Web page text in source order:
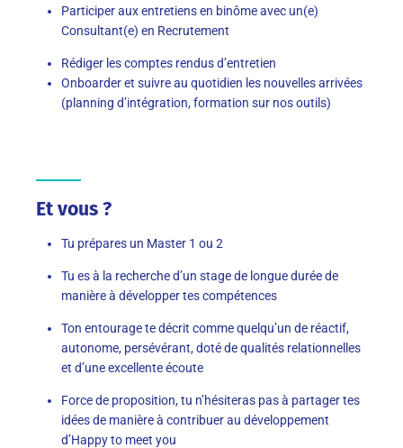
Participer aux entretiens en binôme avec un(e)
Consultant(e) en Recrutement
Rédiger les comptes rendus d’entretien
Onboarder et suivre au quotidien les nouvelles arrivées
(planning d’intégration, formation sur nos outils)
Et vous ?
Tu prépares un Master 1 ou 2
Tu es à la recherche d’un stage de longue durée de
manière à développer tes compétences
Ton entourage te décrit comme quelqu’un de réactif,
autonome, persévérant, doté de qualités relationnelles
et d’une excellente écoute
Force de proposition, tu n’hésiteras pas à partager tes
idées de manière à contribuer au développement
d’Happy to meet you